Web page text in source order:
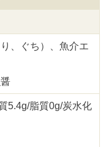
、ぐち）、魚介エ
5.4g/脂質0g/炭水化